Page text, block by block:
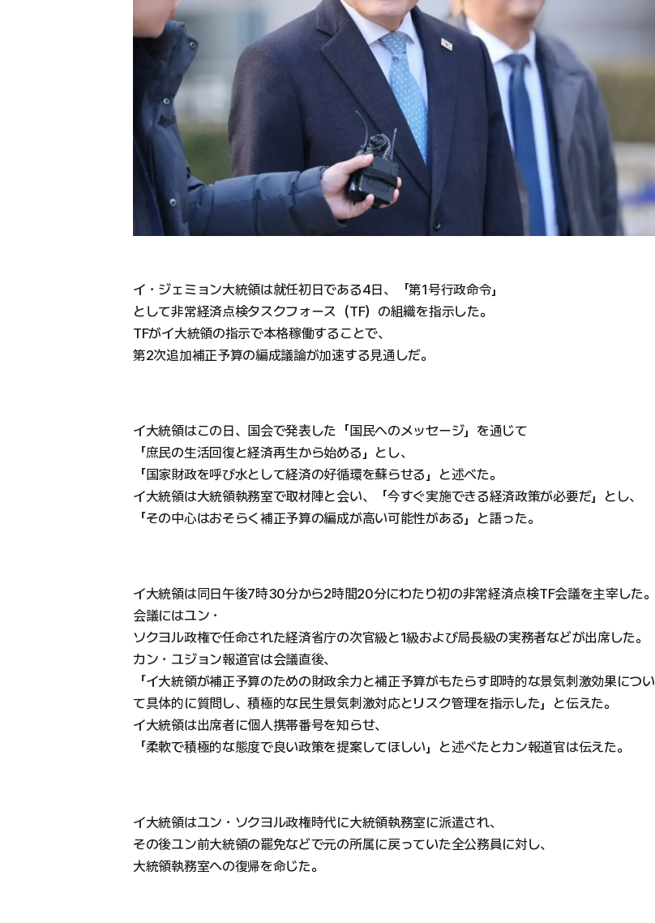
イ・ジェミョン大統領は就任初日である4日、「第1号行政命令」
として非常経済点検タスクフォース（TF）の組織を指示した。
TFがイ大統領の指示で本格稼働することで、
第2次追加補正予算の編成議論が加速する見通しだ。
イ大統領はこの日、国会で発表した「国民へのメッセージ」を通じて
「庶民の生活回復と経済再生から始める」とし、
「国家財政を呼び水として経済の好循環を蘇らせる」と述べた。
イ大統領は大統領執務室で取材陣と会い、「今すぐ実施できる経済政策が必要だ」とし、
「その中心はおそらく補正予算の編成が高い可能性がある」と語った。
イ大統領は同日午後7時30分から2時間20分にわたり初の非常経済点検TF会議を主宰した。
会議にはユン・
ソクヨル政権で任命された経済省庁の次官級と1級および局長級の実務者などが出席した。
カン・ユジョン報道官は会議直後、
「イ大統領が補正予算のための財政余力と補正予算がもたらす即時的な景気刺激効果につい
て具体的に質問し、積極的な民生景気刺激対応とリスク管理を指示した」と伝えた。
イ大統領は出席者に個人携帯番号を知らせ、
「柔軟で積極的な態度で良い政策を提案してほしい」と述べたとカン報道官は伝えた。
イ大統領はユン・ソクヨル政権時代に大統領執務室に派遣され、
その後ユン前大統領の罷免などで元の所属に戻っていた全公務員に対し、
大統領執務室への復帰を命じた。